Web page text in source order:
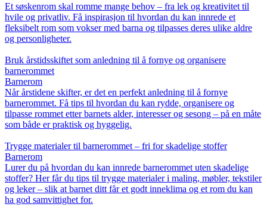
Et søskenrom skal romme mange behov – fra lek og kreativitet til
hvile og privatliv. Få inspirasjon til hvordan du kan innrede et
fleksibelt rom som vokser med barna og tilpasses deres ulike aldre
og personligheter.
Bruk årstidsskiftet som anledning til å fornye og organisere
barnerommet
Barnerom
Når årstidene skifter, er det en perfekt anledning til å fornye
barnerommet. Få tips til hvordan du kan rydde, organisere og
tilpasse rommet etter barnets alder, interesser og sesong – på en måte
som både er praktisk og hyggelig.
Trygge materialer til barnerommet – fri for skadelige stoffer
Barnerom
Lurer du på hvordan du kan innrede barnerommet uten skadelige
stoffer? Her får du tips til trygge materialer i maling, møbler, tekstiler
og leker – slik at barnet ditt får et godt inneklima og et rom du kan
ha god samvittighet for.